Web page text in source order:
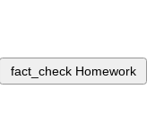
fact_check Homework